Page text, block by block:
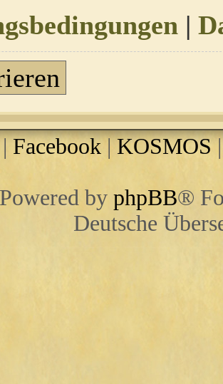
|
| Facebook |KOSMOS
Powered by phpBB®
Deutsche